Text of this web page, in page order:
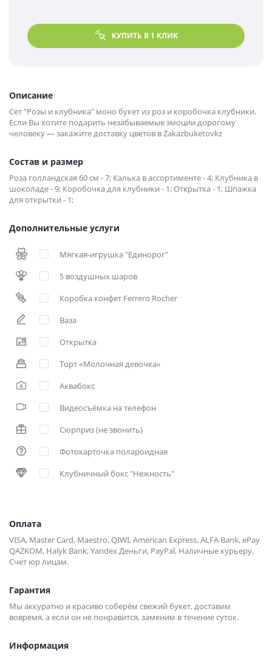
КУПИТЬ В 1 КЛИК
Описание
Сет "Розы и клубника" моно букет из роз и коробочка клубники.
Если Вы хотите подарить незабываемые эмоции дорогому
человеку — закажите доставку цветов в Zakazbuketovkz
Состав и размер
Роза голландская 60 см - 7; Калька в ассортименте - 4; Клубника в
шоколаде - 9; Коробочка для клубники - 1; Открытка - 1; Шпажка
для открытки - 1;
Дополнительные услуги
Мягкая-игрушка "Единорог"
5 воздушных шаров
Коробка конфет Ferrero Rocher
Ваза
Открытка
Торт «Молочная девочка»
Аквабокс
Видеосъёмка на телефон
Сюрприз (не звонить)
Фотокарточка полароидная
Клубничный бокс "Нежность"
Оплата
VISA, Master Card, Maestro, QIWI, American Express, ALFA Bank, ePay
QAZKOM, Halyk Bank, Yandex Деньги, PayPal, Наличные курьеру,
Счет юр лицам.
Гарантия
Мы аккуратно и красиво соберём свежий букет, доставим
вовремя, а если он не понравится, заменим в течение суток.
Информация